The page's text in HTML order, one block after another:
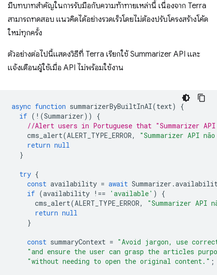
มีบทบาทสำคัญในการรับมือกับความท้าทายเหล่านี้ เนื่องจาก Terra
สามารถทดสอบ แนวคิดได้อย่างรวดเร็วโดยไม่ต้องปรับโครงสร้างโค้ด
ใหม่ทุกครั้ง
ตัวอย่างต่อไปนี้แสดงวิธีที่ Terra เรียกใช้ Summarizer API และ
แจ้งเตือนผู้ใช้เมื่อ API ไม่พร้อมใช้งาน
async function summarizerByBuiltInAI(text)
{
if ( ! (Summarizer))
{
//Alert users in Portuguese that "Summarizer
cms_alert(ALERT_TYPE_ERROR,
"Summarizer API
return null
}
try {
const availability = await Summarizer .
if (availability !== 'available' )
{
cms_alert(ALERT_TYPE_ERROR,
"Summarizer API
return null
}
const summaryContext = "Avoid jargon, use
"and ensure the user can grasp the articles
"without needing to open the original content." ;